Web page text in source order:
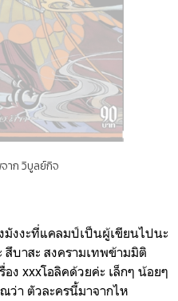
าก วิบูลย์กิจ
งงะที่แคลมป์เป็นผู้เขียนไปนะ
สึบาสะ สงครามเทพข้ามมิติ
อง xxxโอลิคด้วยค่ะ เล็กๆ น้อยๆ
ว่า ตัวละครนี้มาจากไห